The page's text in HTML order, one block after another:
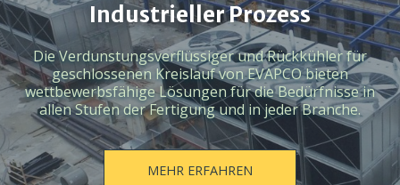
Industrieller Prozess
Die Verdunstungsverflüssiger und Rückkühler für
geschlossenen Kreislauf von EVAPCO bieten
wettbewerbsfähige Lösungen für die Bedürfnisse in
allen Stufen der Fertigung und in jeder Branche.
MEHR ERFAHREN